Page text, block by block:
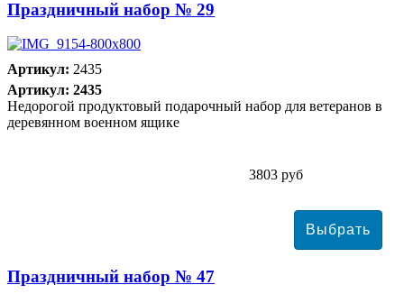
Праздничный набор № 29
Артикул: 2435
Артикул: 2435
Недорогой продуктовый подарочный набор для ветеранов в
деревянном военном ящике
3803 руб
Праздничный набор № 47